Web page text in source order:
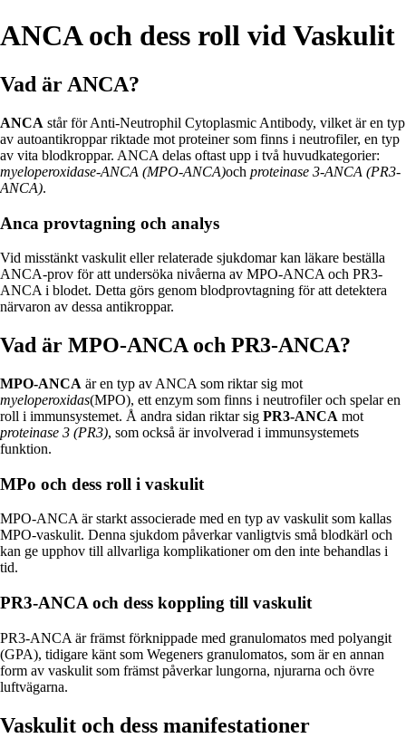
ANCA och dess roll vid Vaskulit
Vad är ANCA?
ANCA står för Anti-Neutrophil Cytoplasmic Antibody, vilket är en typ
av autoantikroppar riktade mot proteiner som finns i neutrofiler, en typ
av vita blodkroppar. ANCA delas oftast upp i två huvudkategorier:
myeloperoxidase-ANCA (MPO-ANCA)och proteinase 3-ANCA (PR3-
ANCA).
Anca provtagning och analys
Vid misstänkt vaskulit eller relaterade sjukdomar kan läkare beställa
ANCA-prov för att undersöka nivåerna av MPO-ANCA och PR3-
ANCA i blodet. Detta görs genom blodprovtagning för att detektera
närvaron av dessa antikroppar.
Vad är MPO-ANCA och PR3-ANCA?
MPO-ANCA är en typ av ANCA som riktar sig mot
myeloperoxidas(MPO), ett enzym som finns i neutrofiler och spelar en
roll i immunsystemet. Å andra sidan riktar sig PR3-ANCA mot
proteinase 3 (PR3), som också är involverad i immunsystemets
funktion.
MPo och dess roll i vaskulit
MPO-ANCA är starkt associerade med en typ av vaskulit som kallas
MPO-vaskulit. Denna sjukdom påverkar vanligtvis små blodkärl och
kan ge upphov till allvarliga komplikationer om den inte behandlas i
tid.
PR3-ANCA och dess koppling till vaskulit
PR3-ANCA är främst förknippade med granulomatos med polyangit
(GPA), tidigare känt som Wegeners granulomatos, som är en annan
form av vaskulit som främst påverkar lungorna, njurarna och övre
luftvägarna.
Vaskulit och dess manifestationer